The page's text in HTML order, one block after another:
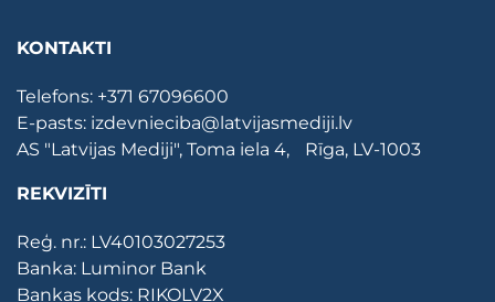
KONTAKTI
Telefons: +371 67096600
E-pasts: izdevnieciba@latvijasmediji.lv
AS "Latvijas Mediji", Toma iela 4, Rīga, LV-1003
REKVIZĪTI
Reģ. nr.: LV40103027253
Banka: Luminor Bank
Bankas kods: RIKOLV2X